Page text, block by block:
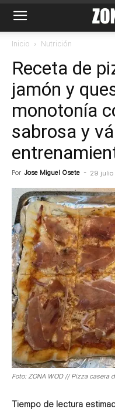
Inicio Nutrición
Receta de
jamón y
monotonía
sabrosa y
Por Jose Miguel Osete - 29 julio
Foto: ZONA WOD // Pizza casera
Tiempo de lectura